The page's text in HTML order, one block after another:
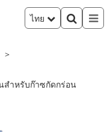
ไทย
สำหรับก๊าซกัดกร่อน